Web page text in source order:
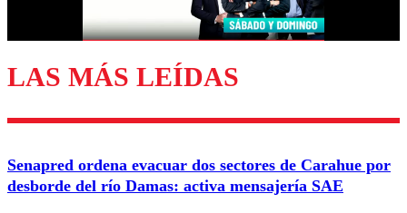
Enviar comentario
LAS MÁS LEÍDAS
Senapred ordena evacuar dos sectores de Carahue por
desborde del río Damas: activa mensajería SAE